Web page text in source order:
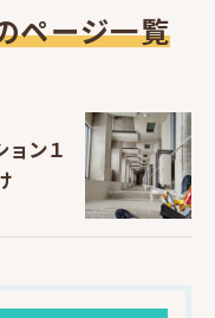
ページ一覧
ョン１